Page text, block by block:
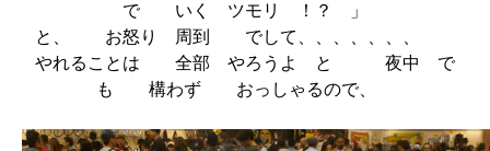
で いく ツモリ ！？ 」
と、 お怒り 周到 でして、、、、、、、
やれることは 全部 やろうよ と 夜中 で
も 構わず おっしゃるので、